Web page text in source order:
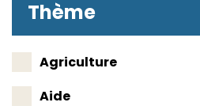
Thème
Agriculture
Aide